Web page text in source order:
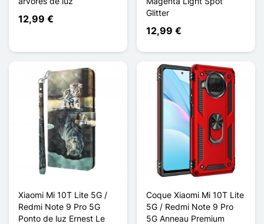
12,99 €
Glitter
12,99 €
Xiaomi Mi 10T Lite 5G /
Redmi Note 9 Pro 5G
Ponto de luz Ernest Le
Coque Xiaomi Mi 10T Lite
5G / Redmi Note 9 Pro
5G Anneau Premium